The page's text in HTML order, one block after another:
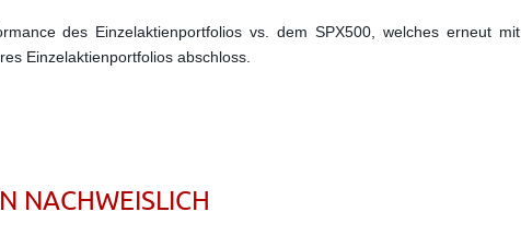
des Einzelaktienportfolios vs. dem SPX500,welches erneut mit
Einzelaktienportfolios abschloss.
NACHWEISLICH